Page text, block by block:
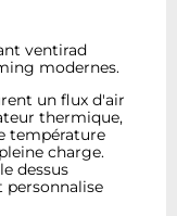
ventirad
modernes.
un flux d'air
thermique,
température
charge.
dessus